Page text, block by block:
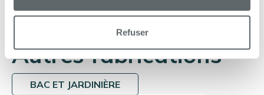
Refuser
Bac à fleur haut sur roulettes
Autres fabrications
BAC ET JARDINIÈRE